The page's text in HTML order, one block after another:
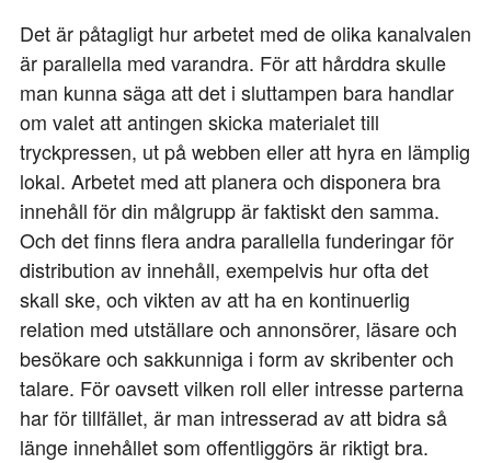
Det är påtagligt hur arbetet med de olika kanalvalen
är parallella med varandra. För att hårddra skulle
man kunna säga att det i sluttampen bara handlar
om valet att antingen skicka materialet till
tryckpressen, ut på webben eller att hyra en lämplig
lokal. Arbetet med att planera och disponera bra
innehåll för din målgrupp är faktiskt den samma.
Och det finns flera andra parallella funderingar för
distribution av innehåll, exempelvis hur ofta det
skall ske, och vikten av att ha en kontinuerlig
relation med utställare och annonsörer, läsare och
besökare och sakkunniga i form av skribenter och
talare. För oavsett vilken roll eller intresse parterna
har för tillfället, är man intresserad av att bidra så
länge innehållet som offentliggörs är riktigt bra.